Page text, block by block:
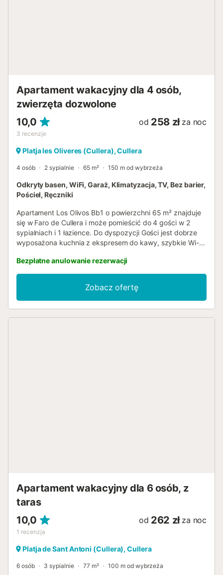
Apartament wakacyjny dla 4 osób,
zwierzęta dozwolone
10,0
3 recenzje
od 258 zł za noc
Platja les Oliveres (Cullera), Cullera
4 osób 2 sypialnie 65 m² 150 m od wybrzeża
Odkryty basen, WiFi, Garaż, Klimatyzacja, TV, Bez barier,
Pościel, Ręczniki
Apartament Los Olivos Bb1 o powierzchni 65 m² znajduje
się w Faro de Cullera i może pomieścić do 4 gości w 2
sypialniach i 1 łazience. Do dyspozycji Gości jest dobrze
wyposażona kuchnia z ekspresem do kawy, szybkie Wi-Fi
telewizor i pralka. Apartament posiada dostęp bez barier
architektonicznych oraz prywatną windę z parkingu.
Wyjdź na swój prywatny zadaszony taras, aby podziwiać
widoki na morze i góry. Do dyspozycji Gości jest wspólny
odkryty basen i prysznic na zewnątrz. Dostępny jest
Bezpłatne anulowanie rezerwacji
Zobacz ofertę
Apartament wakacyjny dla 6 osób, z
taras
10,0
1 recenzja
od 262 zł za noc
Platja de Sant Antoni (Cullera), Cullera
6 osób 3 sypialnie 77 m² 100 m od wybrzeża